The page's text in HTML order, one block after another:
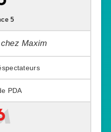
5
Maxim